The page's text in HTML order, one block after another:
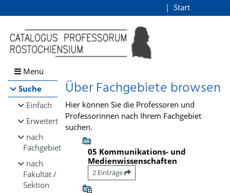
Browsen
direkt zum Inhalt
Start
Menü
Suche
Einfach
Erweitert
nach
Fachgebiet
nach
Fakultät /
Sektion
Über Fachgebiete browsen
Hier können Sie die Professoren und
Professorinnen nach Ihrem Fachgebiet
suchen.
05 Kommunikations- und
Medienwissenschaften
2 Einträge